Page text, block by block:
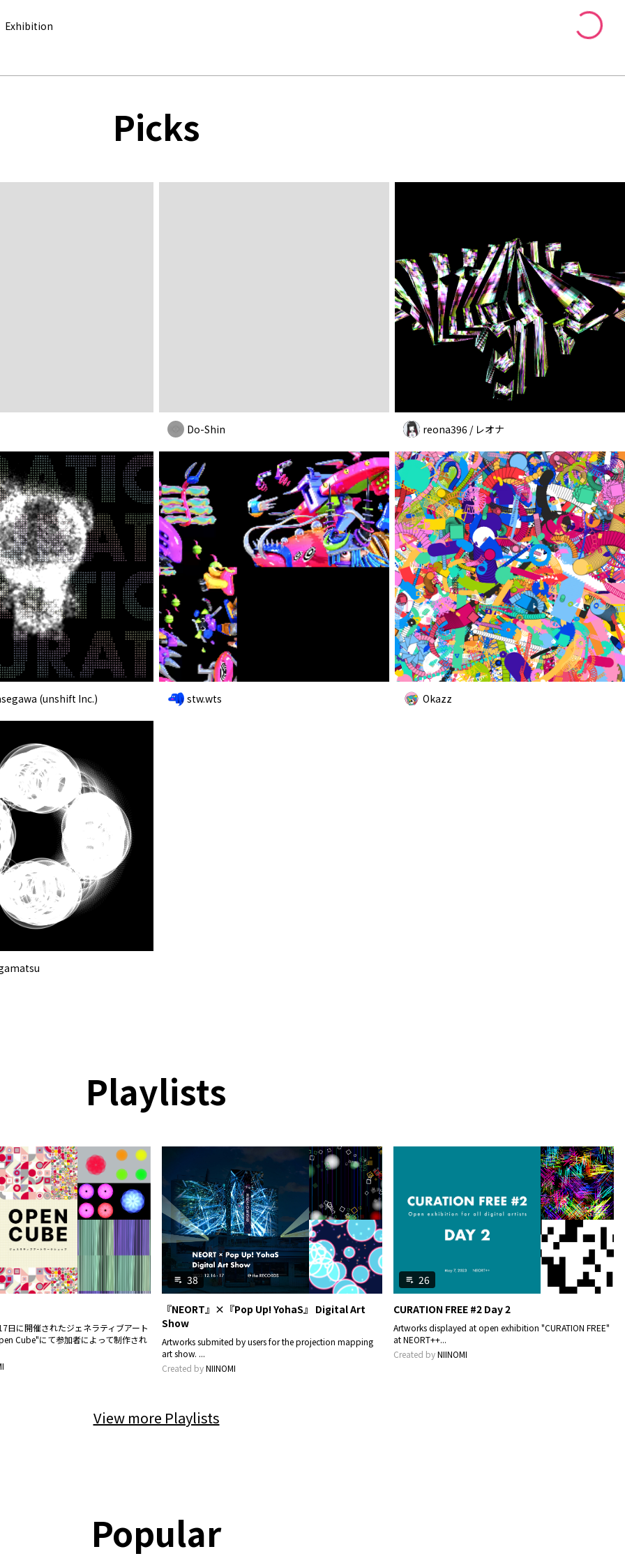
Exhibition
Picks
Do-Shin reona396 / レオナ
(unshift Inc.) stw.wts Okazz
Playlists
日に開催されたジェネラティブアート
Cube"にて参加者によって制作され
playlist_play 38
『NEORT』×『Pop Up! YohaS』 Digital Art
Show
Artworks submited by users for the projection mapping
art show. ...
Created byNIINOMI
playlist_play 26
CURATION FREE #2 Day 2
Artworks displayed at open exhibition "CURATION FREE"
at NEORT++...
Created byNIINOMI
View more Playlists
Popular